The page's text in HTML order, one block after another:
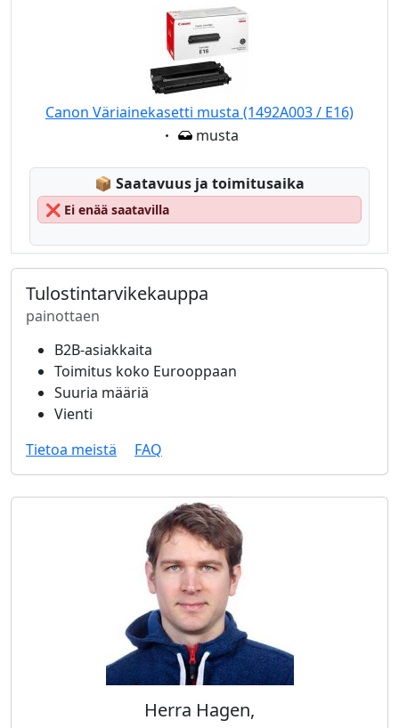
Canon Väriainekasetti musta (1492A003 / E16)
Eigenschaft:
musta
📦 Lagerstatus:
Saatavuus ja toimitusaika
❌ Ei enää saatavilla
Tulostintarvikekauppa
painottaen
B2B-asiakkaita
Toimitus koko Eurooppaan
Suuria määriä
Vienti
Tietoa meistä
FAQ
Herra Hagen,